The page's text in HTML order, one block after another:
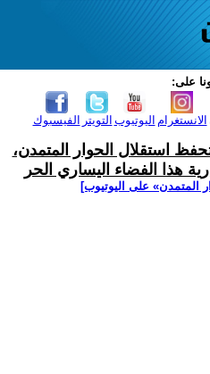
على:
الفيسبوك التويتر اليوتيوب الانستغرام
استقلال الحوار المتمدن،
هذا الفضاء اليساري الحر
المتمدن» على اليوتيوب]